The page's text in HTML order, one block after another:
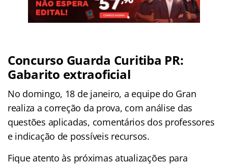
Concurso Guarda Curitiba PR:
Gabarito extraoficial
No domingo, 18 de janeiro, a equipe do Gran
realiza a correção da prova, com análise das
questões aplicadas, comentários dos professores
e indicação de possíveis recursos.
Fique atento às próximas atualizações para